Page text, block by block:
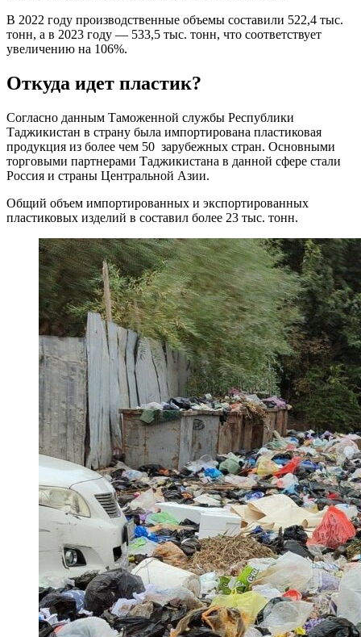
В 2022 году производственные объемы составили 522,4 тыс.
тонн, а в 2023 году — 533,5 тыс. тонн, что соответствует
увеличению на 106%.
Откуда идет пластик?
Согласно данным Таможенной службы Республики
Таджикистан в страну была импортирована пластиковая
продукция из более чем 50 зарубежных стран. Основными
торговыми партнерами Таджикистана в данной сфере стали
Россия и страны Центральной Азии.
Общий объем импортированных и экспортированных
пластиковых изделий в составил более 23 тыс. тонн.